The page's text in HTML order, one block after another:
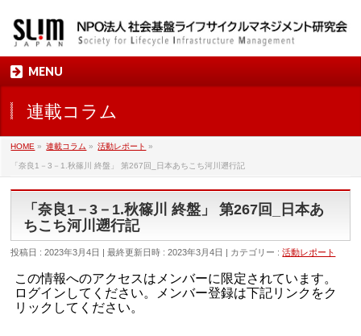
MENU
連載コラム
HOME » 連載コラム » 活動レポート »
「奈良1－3－1.秋篠川 終盤」 第267回_日本あちこち河川遡行記
「奈良1－3－1.秋篠川 終盤」 第267回_日本あ
ちこち河川遡行記
投稿日 : 2023年3月4日 最終更新日時 : 2023年3月4日 カテゴリー :活動レポート
この情報へのアクセスはメンバーに限定されています。
ログインしてください。メンバー登録は下記リンクをク
リックしてください。